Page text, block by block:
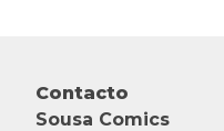
Contacto
Sousa Comics